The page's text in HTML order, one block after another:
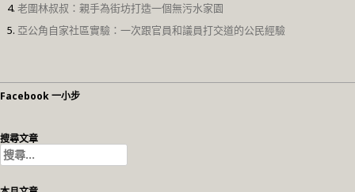
老圍林叔叔：親手為街坊打造一個無污水家園
亞公角自家社區實驗：一次跟官員和議員打交道的公民經驗
Facebook 一小步
搜尋文章
搜
尋
關